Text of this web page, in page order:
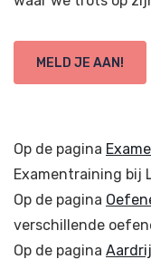
MELD JE AAN!
Op de pagina
Examentraining bij
Op de pagina
verschillende
Op de pagina